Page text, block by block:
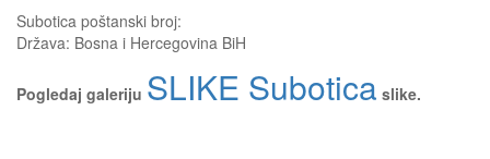
Subotica poštanski broj:
Država: Bosna i Hercegovina BiH
Pogledaj galeriju SLIKE Subotica slike.